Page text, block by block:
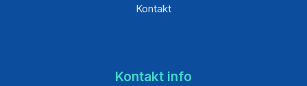
Kontakt
Kontakt info